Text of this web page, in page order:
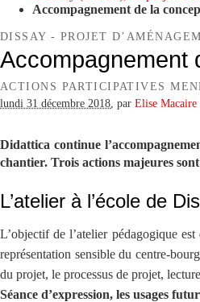
Accompagnement de la
DISSAY - PROJET
Accompagnement
ACTIONS PARTICIPATIVES
lundi 31 décembre 2018 par Elise Macaire
Didattica continue
chantier. Trois actions majeures
L’atelier à l’école de
L’objectif de l’atelier pédagogique
représentation sensible du centre-
du projet, le processus de projet,
Séance d’expression, les usages